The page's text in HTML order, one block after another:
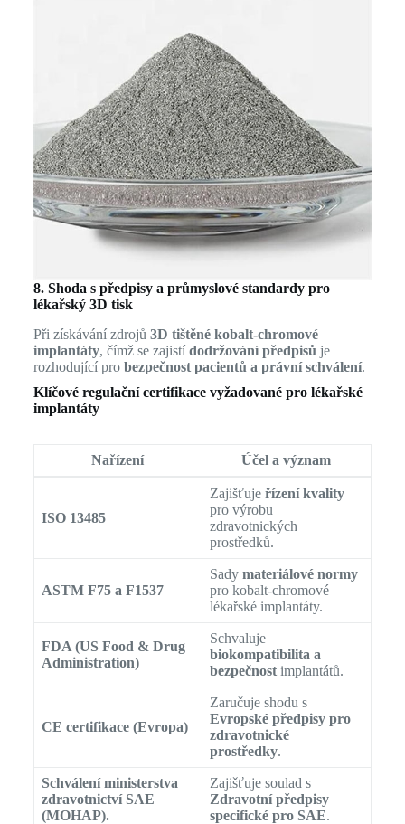
8. Shoda s předpisy a průmyslové standardy pro
lékařský 3D tisk
Při získávání zdrojů 3D tištěné kobalt-chromové
implantáty, čímž se zajistí dodržování předpisů je
rozhodující pro bezpečnost pacientů a právní schválení.
Klíčové regulační certifikace vyžadované pro lékařské
implantáty
Nařízení Účel a význam
ISO 13485
Zajišťuje řízení kvality
pro výrobu
zdravotnických
prostředků.
ASTM F75 a F1537
Sady materiálové normy
pro kobalt-chromové
lékařské implantáty.
FDA (US Food & Drug
Administration)
Schvaluje
biokompatibilita a
bezpečnostimplantátů.
CE certifikace (Evropa)
Zaručuje shodu s
Evropské předpisy pro
zdravotnické
prostředky.
Schválení ministerstva
zdravotnictví SAE
(MOHAP).
Zajišťuje soulad s
Zdravotní předpisy
specifické pro SAE.